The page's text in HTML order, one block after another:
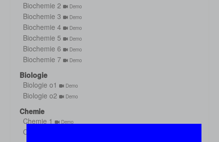
Biochemie 2 Demo
Biochemie 3 Demo
Biochemie 4 Demo
Biochemie 5 Demo
Biochemie 6 Demo
Biochemie 7 Demo
Biologie
Biologie o1
Demo
Biologie o2 Demo
Chemie
Chemie 1
Demo
Chemie 2